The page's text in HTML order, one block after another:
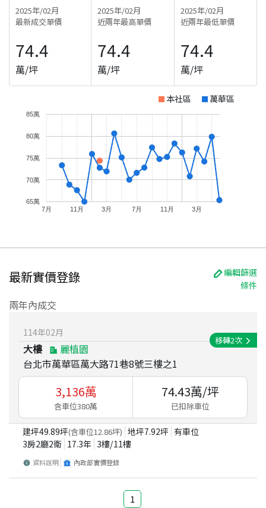
2025年/02月
最新成交單價
74.4
萬/坪
2025年/02月
近兩年最高單價
74.4
萬/坪
2025年/02月
近兩年最低單價
74.4
萬/坪
本社區 萬華區
7月 11月 3月 7月 11月 3月
65萬
70萬
75萬
80萬
85萬
最新實價登錄
編輯篩選
條件
兩年內成交
114年02月
大樓
麗植園
台北市萬華區萬大路71巷8號三樓之1
移轉2次
3,136萬
含車位380萬
74.43萬/坪
已扣除車位
建坪49.89坪(含車位12.86坪) 地坪7.92坪 有車位
3房2廳2衛 17.3年 3樓/11樓
資料說明 內政部實價登錄
1